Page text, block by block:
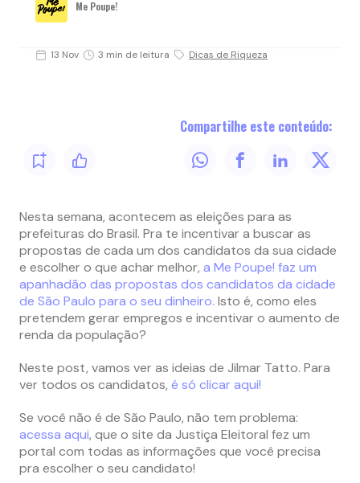
Me Poupe!
13 Nov 3 min de leitura Dicas de Riqueza
Compartilhe este conteúdo:
Nesta semana, acontecem as eleições para as
prefeituras do Brasil. Pra te incentivar a buscar as
propostas de cada um dos candidatos da sua cidade
e escolher o que achar melhor, a Me Poupe! faz um
apanhadão das propostas dos candidatos da cidade
de São Paulo para o seu dinheiro. Isto é, como eles
pretendem gerar empregos e incentivar o aumento de
renda da população?
Neste post, vamos ver as ideias de Jilmar Tatto. Para
ver todos os candidatos, é só clicar aqui!
Se você não é de São Paulo, não tem problema:
acessa aqui, que o site da Justiça Eleitoral fez um
portal com todas as informações que você precisa
pra escolher o seu candidato!